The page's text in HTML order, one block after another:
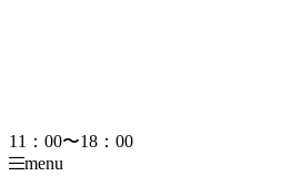
11：00〜18：00
menu